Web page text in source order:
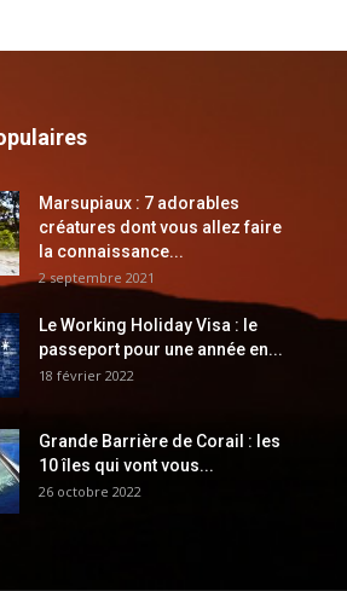
Marsupiaux : 7 adorables
créatures dont vous allez faire
la connaissance...
2 septembre 2021
Le Working Holiday Visa : le
passeport pour une année en...
18 février 2022
Grande Barrière de Corail : les
10 îles qui vont vous...
26 octobre 2022